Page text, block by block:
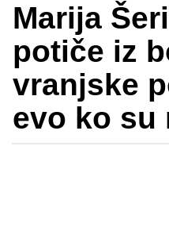
Marija
potiče iz
vranjske
evo ko su